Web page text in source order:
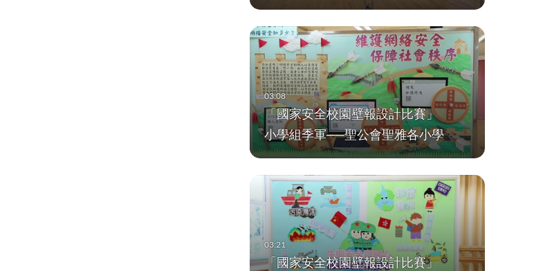
「國家安全校園壁報設計比賽」
小學組季軍──聖公會聖雅各小學
「國家安全校園壁報設計比賽」